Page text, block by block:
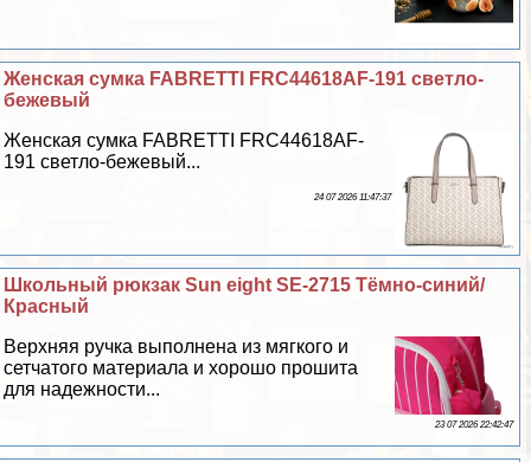
Женская сумка FABRETTI FRC44618AF-191 светло-
бежевый
Женская сумка FABRETTI FRC44618AF-
191 светло-бежевый...
24 07 2026 11:47:37
Школьный рюкзак Sun eight SE-2715 Тёмно-синий/
Красный
Верхняя ручка выполнена из мягкого и
сетчатого материала и хорошо прошита
для надежности...
23 07 2026 22:42:47